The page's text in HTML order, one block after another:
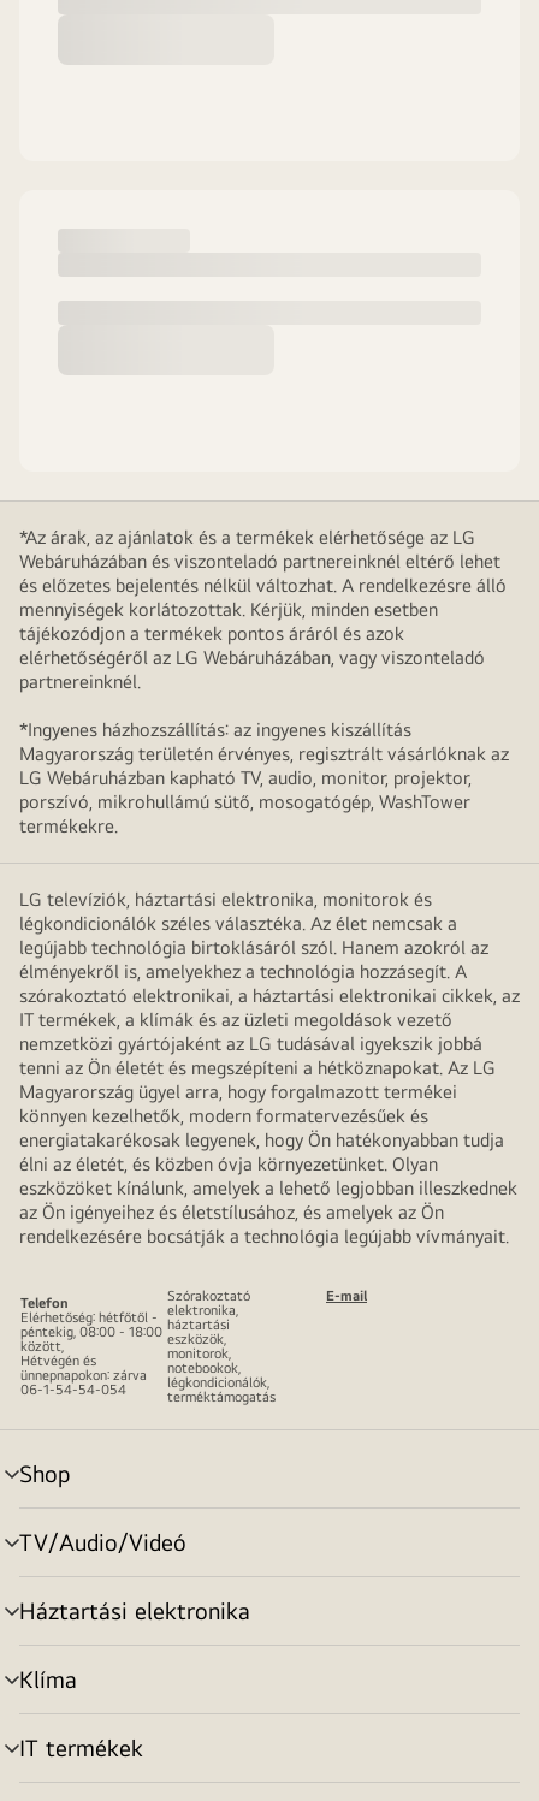
*Az árak, az ajánlatok és a termékek elérhetősége az LG
Webáruházában és viszonteladó partnereinknél eltérő lehet
és előzetes bejelentés nélkül változhat. A rendelkezésre álló
mennyiségek korlátozottak. Kérjük, minden esetben
tájékozódjon a termékek pontos áráról és azok
elérhetőségéről az LG Webáruházában, vagy viszonteladó
partnereinknél.
*Ingyenes házhozszállítás: az ingyenes kiszállítás
Magyarország területén érvényes, regisztrált vásárlóknak az
LG Webáruházban kapható TV, audio, monitor, projektor,
porszívó, mikrohullámú sütő, mosogatógép, WashTower
termékekre.
LG televíziók, háztartási elektronika, monitorok és
légkondicionálók széles választéka. Az élet nemcsak a
legújabb technológia birtoklásáról szól. Hanem azokról az
élményekről is, amelyekhez a technológia hozzásegít. A
szórakoztató elektronikai, a háztartási elektronikai cikkek, az
IT termékek, a klímák és az üzleti megoldások vezető
nemzetközi gyártójaként az LG tudásával igyekszik jobbá
tenni az Ön életét és megszépíteni a hétköznapokat. Az LG
Magyarország ügyel arra, hogy forgalmazott termékei
könnyen kezelhetők, modern formatervezésűek és
energiatakarékosak legyenek, hogy Ön hatékonyabban tudja
élni az életét, és közben óvja környezetünket. Olyan
eszközöket kínálunk, amelyek a lehető legjobban illeszkednek
az Ön igényeihez és életstílusához, és amelyek az Ön
rendelkezésére bocsátják a technológia legújabb vívmányait.
Telefon
Elérhetőség: hétfőtől -
péntekig, 08:00 - 18:00
között,
Hétvégén és
ünnepnapokon: zárva
06-1-54-54-054
Szórakoztató
elektronika,
háztartási
eszközök,
monitorok,
notebookok,
légkondicionálók,
terméktámogatás
E-mail
Shop
menu
toggle
TV/Audio/Videó
menu
toggle
Háztartási elektronika
menu
toggle
Klíma
menu
toggle
IT termékek
menu
toggle